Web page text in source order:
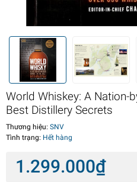
World Whiskey: A Nation-
Best Distillery Secrets
Thương hiệu: SNV
Tình trạng: Hết hàng
1.299.000₫